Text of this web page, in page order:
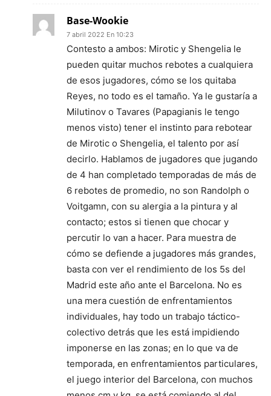
Base-Wookie
7 abril 2022 En 10:23
Contesto a ambos: Mirotic y Shengelia le
pueden quitar muchos rebotes a cualquiera
de esos jugadores, cómo se los quitaba
Reyes, no todo es el tamaño. Ya le gustaría a
Milutinov o Tavares (Papagianis le tengo
menos visto) tener el instinto para rebotear
de Mirotic o Shengelia, el talento por así
decirlo. Hablamos de jugadores que jugando
de 4 han completado temporadas de más de
6 rebotes de promedio, no son Randolph o
Voitgamn, con su alergia a la pintura y al
contacto; estos si tienen que chocar y
percutir lo van a hacer. Para muestra de
cómo se defiende a jugadores más grandes,
basta con ver el rendimiento de los 5s del
Madrid este año ante el Barcelona. No es
una mera cuestión de enfrentamientos
individuales, hay todo un trabajo táctico-
colectivo detrás que les está impidiendo
imponerse en las zonas; en lo que va de
temporada, en enfrentamientos particulares,
el juego interior del Barcelona, con muchos